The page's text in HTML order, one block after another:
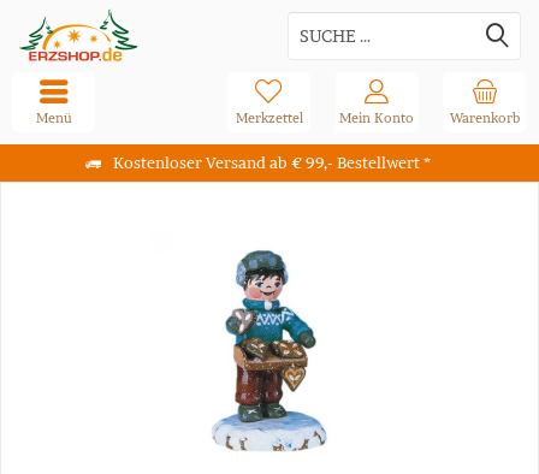
Kostenloser Versand ab € 99,- Bestellwert *
Warenkorb
Merkzettel Mein Konto
Menü